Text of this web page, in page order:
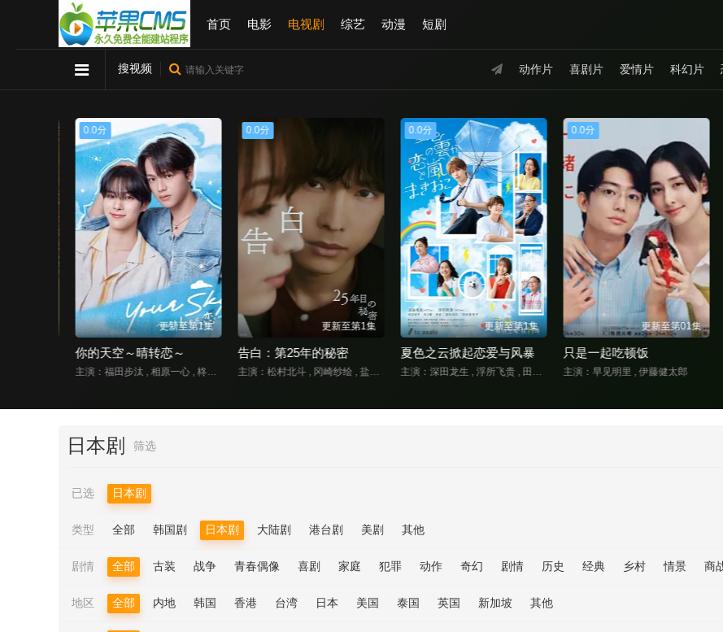
首页 电影 电视剧 综艺 动漫 短剧
动作片 喜剧片 爱情片 科幻片
搜视频
0.0分
更新至第1集
你的天空～晴转恋～
主演：福田步汰 , 相原一心 , 柊太朗 , 中林登生 , 中山敬悟 , 朴暋硕 , 谷口太一
0.0分
更新至第1集
告白：第25年的秘密
主演：松村北斗 , 冈崎纱绘 , 盐野瑛久 , 玉山铁二 , 佐佐木希 , 水野美纪 , 石黑贤
0.0分
更新至第1集
夏色之云掀起恋爱与风暴
主演：深田龙生 , 浮所飞贵 , 田边桃子 , 羽田美智子 , 井上肇 , 有楽 , 滨田麻里 , 原沙知绘 , 田口浩正 , 元冬树 , 阿久津仁爱 , 丈太郎 , 戸苅ニコル沙羅 , 丸山智己 , 山口麻友 , 猪俣玲音
0.0分
更新至第01集
只是一起吃顿饭
主演：早见明里 , 伊藤健太郎
日本剧 筛选
已选 日本剧
类型 全部 韩国剧 日本剧 大陆剧 港台剧 美剧 其他
剧情 全部 古装 战争 青春偶像 喜剧 家庭 犯罪 动作 奇幻 剧情 历史 经典 乡村 情景 商
地区 全部 内地 韩国 香港 台湾 日本 美国 泰国 英国 新加坡 其他